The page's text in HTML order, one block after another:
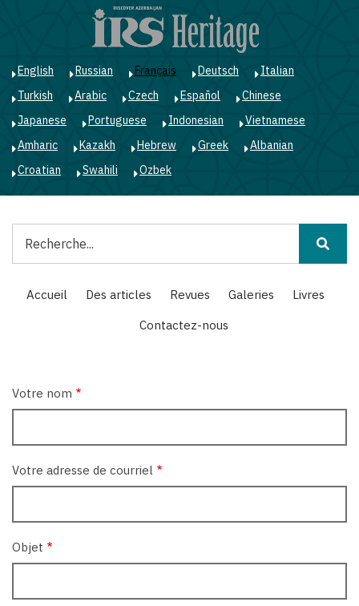
English Russian Français Deutsch
Italian
Turkish
Arabic Czech Español
Chinese
Japanese
Portuguese Indonesian
Vietnamese
Amharic
Kazakh Hebrew Greek
Albanian
Croatian
Swahili Ozbek
Main
navigation
Accueil Des articles Revues Galeries
Livres
Contactez-nous
Votre nom
Votre adresse de courriel
Objet